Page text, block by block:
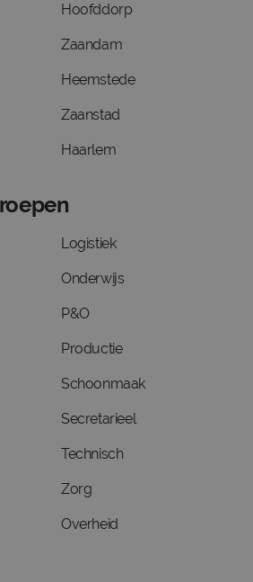
Hoofddorp
Zaandam
Heemstede
Zaanstad
Haarlem
Logistiek
Onderwijs
P&O
Productie
Schoonmaak
Secretarieel
Technisch
Zorg
Overheid